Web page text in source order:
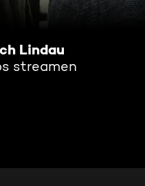
Lindau
streamen